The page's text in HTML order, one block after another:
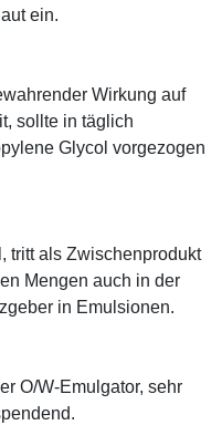
ein.
Wirkung auf
sollte in täglich
Glycol vorgezogen
tritt als Zwischenprodukt
Mengen auch in der
in Emulsionen.
O/W-Emulgator, sehr